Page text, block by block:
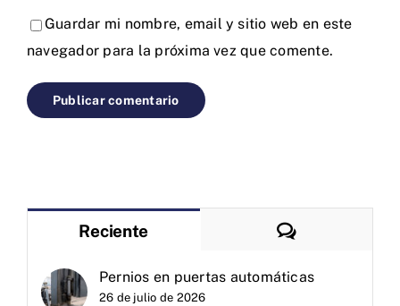
Guardar mi nombre, email y sitio web en este
navegador para la próxima vez que comente.
Reciente Comentarios
Pernios en puertas automáticas
26 de julio de 2026